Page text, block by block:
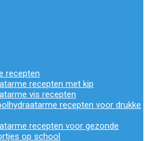
recepten
recepten met kip
vis recepten
recepten voor drukke
recepten voor gezonde
op school